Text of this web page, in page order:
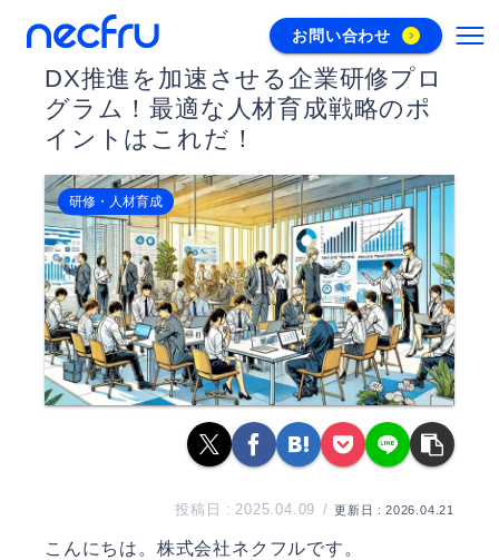
お問い合わせ
DX推進を加速させる企業研修プロ
グラム！最適な人材育成戦略のポ
イントはこれだ！
研修・人材育成
2025.04.09 2026.04.21
こんにちは。 株式会社ネクフルです。